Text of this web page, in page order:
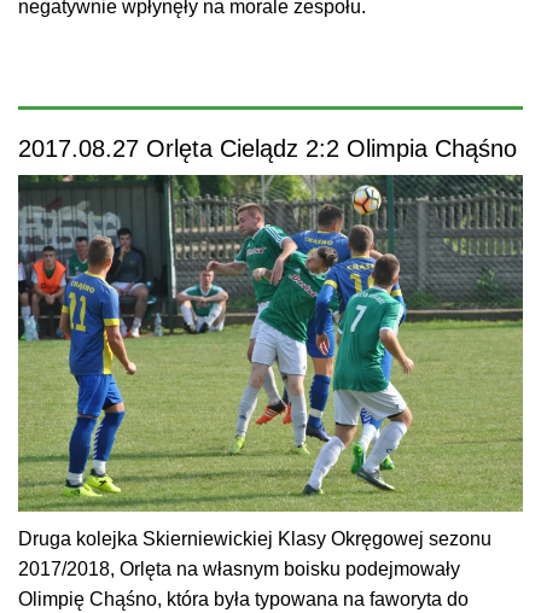
negatywnie wpłynęły na morale zespołu.
2017.08.27 Orlęta Cielądz 2:2 Olimpia Chąśno
Druga kolejka Skierniewickiej Klasy Okręgowej sezonu
2017/2018, Orlęta na własnym boisku podejmowały
Olimpię Chąśno, która była typowana na faworyta do